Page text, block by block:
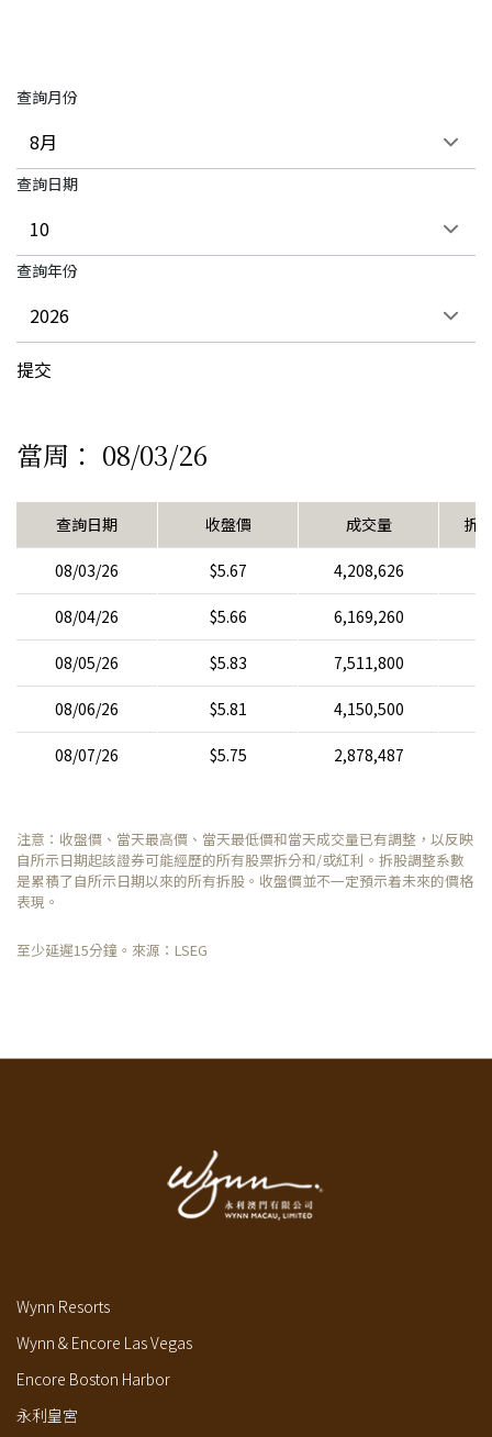
查詢月份
查詢日期
查詢年份
當周： 08/03/26
查詢日期 收盤價 成交量 拆
08/03/26 $5.67 4,208,626
08/04/26 $5.66 6,169,260
08/05/26 $5.83 7,511,800
08/06/26 $5.81 4,150,500
08/07/26 $5.75 2,878,487
注意：收盤價、當天最高價、當天最低價和當天成交量已有調整，以反映
自所示日期起該證券可能經歷的所有股票拆分和/或紅利。拆股調整系數
是累積了自所示日期以來的所有拆股。收盤價並不一定預示着未來的價格
表現。
至少延遲15分鐘。來源：LSEG
Wynn Resorts
Wynn & Encore Las Vegas
Encore Boston Harbor
永利皇宮